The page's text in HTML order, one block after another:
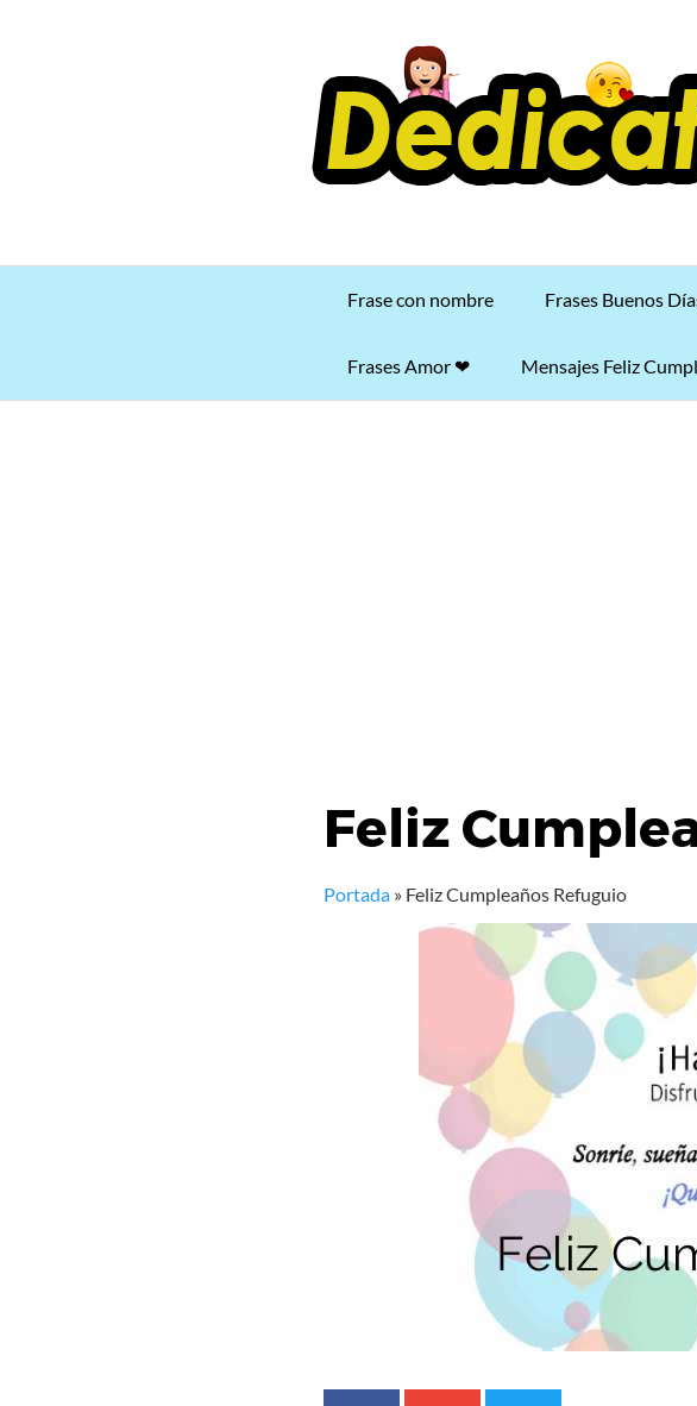
Frase con nombre Frases Buenos
Frases Amor ❤ Mensajes Feliz
Feliz
Portada » Feliz Cumpleaños Refuguio